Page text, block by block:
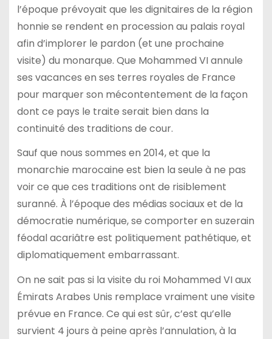
l’époque prévoyait que les dignitaires de la région
honnie se rendent en procession au palais royal
afin d’implorer le pardon (et une prochaine
visite) du monarque. Que Mohammed VI annule
ses vacances en ses terres royales de France
pour marquer son mécontentement de la façon
dont ce pays le traite serait bien dans la
continuité des traditions de cour.
Sauf que nous sommes en 2014, et que la
monarchie marocaine est bien la seule à ne pas
voir ce que ces traditions ont de risiblement
suranné. À l’époque des médias sociaux et de la
démocratie numérique, se comporter en suzerain
féodal acariâtre est politiquement pathétique, et
diplomatiquement embarrassant.
On ne sait pas si la visite du roi Mohammed VI aux
Émirats Arabes Unis remplace vraiment une visite
prévue en France. Ce qui est sûr, c’est qu’elle
survient 4 jours à peine après l’annulation, à la